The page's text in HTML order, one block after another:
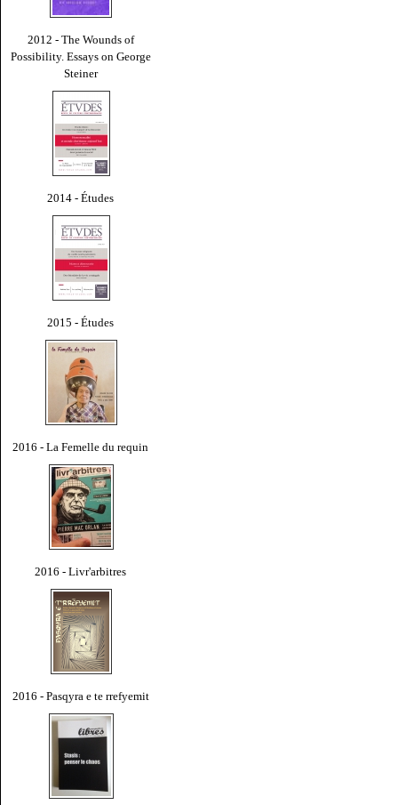
2012 - The Wounds of
Possibility. Essays on George
Steiner
2014 - Études
2015 - Études
2016 - La Femelle du requin
2016 - Livr'arbitres
2016 - Pasqyra e te rrefyemit